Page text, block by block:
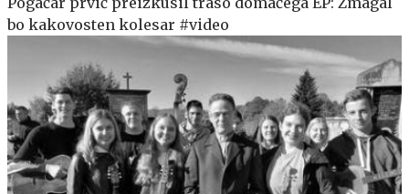
bo kakovosten kolesar #video